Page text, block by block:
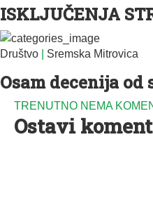
ISKLJUČENJA
Društvo Sremska Mitrovica
Osam decenija od
TRENUTNO NEMA
Ostavi